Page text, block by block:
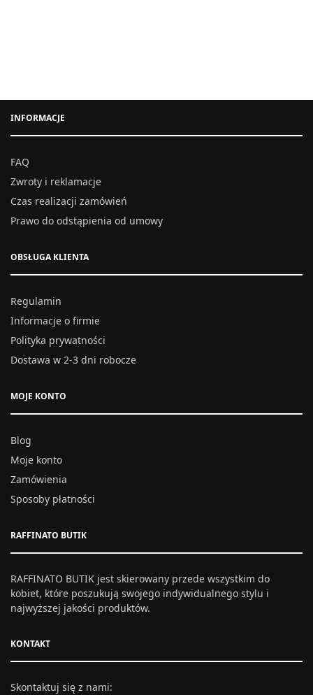
INFORMACJE
FAQ
Zwroty i reklamacje
Czas realizacji zamówień
Prawo do odstąpienia od umowy
OBSŁUGA KLIENTA
Regulamin
Informacje o firmie
Polityka prywatności
Dostawa w 2-3 dni robocze
MOJE KONTO
Blog
Moje konto
Zamówienia
Sposoby płatności
RAFFINATO BUTIK
RAFFINATO BUTIK jest skierowany przede wszystkim do
kobiet, które poszukują swojego indywidualnego stylu i
najwyższej jakości produktów.
KONTAKT
Skontaktuj się z nami: